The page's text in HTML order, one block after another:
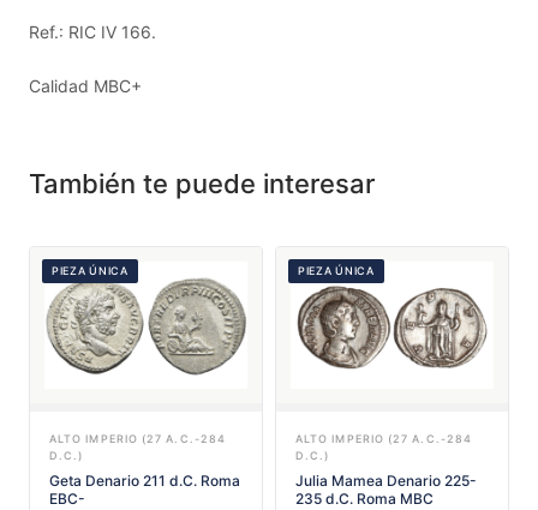
Ref.: RIC IV 166.
Calidad MBC+
También te puede interesar
PIEZA ÚNICA
ALTO IMPERIO (27 A.C.-284
D.C.)
Geta Denario 211 d.C. Roma
EBC-
PIEZA ÚNICA
ALTO IMPERIO (27 A.C.-284
D.C.)
Julia Mamea Denario 225-
235 d.C. Roma MBC